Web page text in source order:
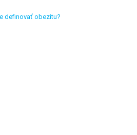
definovať obezitu?